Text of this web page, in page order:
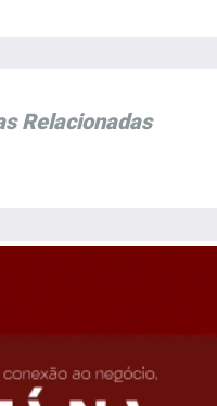
Relacionadas